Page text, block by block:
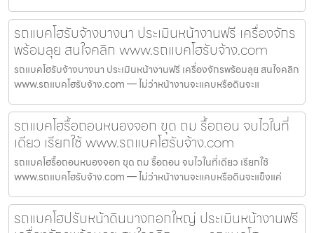
รถแบคโฮรับจ้างบางนา ประเมินหน้างานฟรี เครื่องจักร
พร้อมลุย สนใจคลิก www.รถแบคโฮรับจ้าง.com
รถแบคโฮรับจ้างบางนา ประเมินหน้างานฟรี เครื่องจักรพร้อมลุย สนใจคลิก
www.รถแบคโฮรับจ้าง.com — ไม่ว่าหน้างานจะแคบหรือดินจะแ
รถแบคโฮรื้อถอนหนองจอก ขุด ถม รื้อถอน จบไวในที่
เดียว เรียกใช้ www.รถแบคโฮรับจ้าง.com
รถแบคโฮรื้อถอนหนองจอก ขุด ถม รื้อถอน จบไวในที่เดียว เรียกใช้
www.รถแบคโฮรับจ้าง.com — ไม่ว่าหน้างานจะแคบหรือดินจะแข็งแค่
รถแบคโฮปรับหน้าดินบางกอกใหญ่ ประเมินหน้างานฟรี